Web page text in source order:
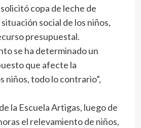
copa de leche de
social de los niños,
presupuestal.
se ha determinado un
que afecte la
niños, todo lo contrario”,
la Escuela Artigas, luego de
el relevamiento de niños,